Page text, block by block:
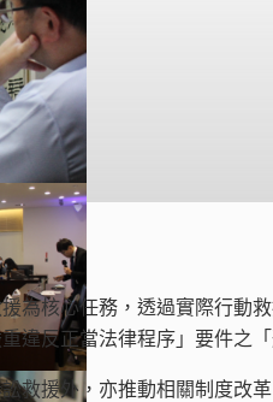
為核心任務，透過實際行動
違反正當法律程序」要件之
救援外，亦推動相關制度改